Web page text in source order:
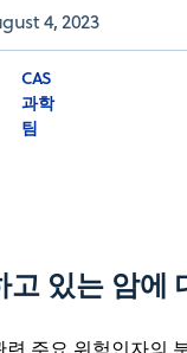
4, 2023
CAS
과학
팀
있는 암에